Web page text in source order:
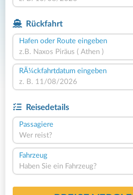
Rückfahrt
Hafen oder Route eingeben
RÃ¼ckfahrtdatum eingeben
Reisedetails
Passagiere
Wer reist?
Fahrzeug
Haben Sie ein Fahrzeug?